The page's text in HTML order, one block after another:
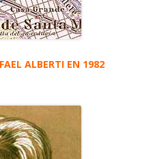
ALBERTI EN 1982